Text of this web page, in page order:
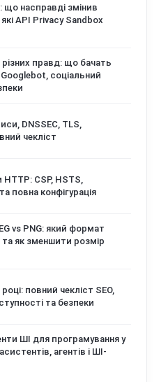
насправді змінив
API Privacy Sandbox
правд: що бачать
соціальний
DNSSEC, TLS,
чекліст
CSP, HSTS,
повна конфігурація
vs PNG: який формат
як зменшити розмір
повний чекліст SEO,
та безпеки
ШІ для програмування у
агентів і ШІ-